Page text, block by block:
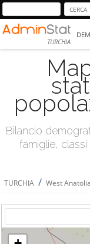
TURCHIA
Bilancio
famiglie,
TURCHIA / West Anatolia